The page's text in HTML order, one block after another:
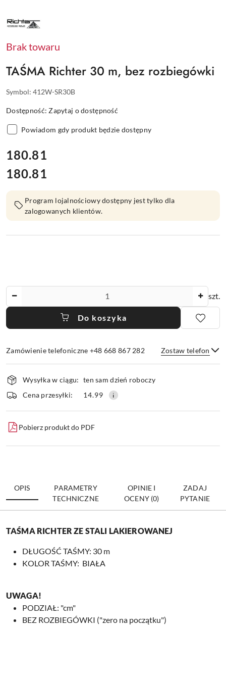
NAZWA
PRODUCENTA:
Brak towaru
TAŚMA Richter 30 m, bez rozbiegówki
Symbol: 412W-SR30B
Dostępność:Zapytaj o dostępność
Powiadom gdy produkt będzie dostępny
cena:
180.81
Cena:
180.81
Program lojalnościowy dostępny jest tylko dla
zalogowanych klientów.
szt.
Do koszyka
Zamówienie telefoniczne +48 668 867 282 Zostaw telefon
Wyślij
Dostępność
i
dostawa
Wysyłka w ciągu: ten sam dzień roboczy
Cena przesyłki:
14.99
Pobierz produkt do PDF
OPIS
PARAMETRY
TECHNICZNE
OPINIE I
OCENY (0)
ZADAJ
PYTANIE
TAŚMA RICHTER ZE STALI LAKIEROWANEJ
DŁUGOŚĆ TAŚMY: 30 m
KOLOR TAŚMY: BIAŁA
UWAGA!
PODZIAŁ: "cm"
BEZ ROZBIEGÓWKI ("zero na początku")